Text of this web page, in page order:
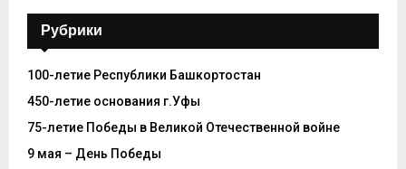
Рубрики
100-летие Республики Башкортостан
450-летие основания г.Уфы
75-летие Победы в Великой Отечественной войне
9 мая – День Победы